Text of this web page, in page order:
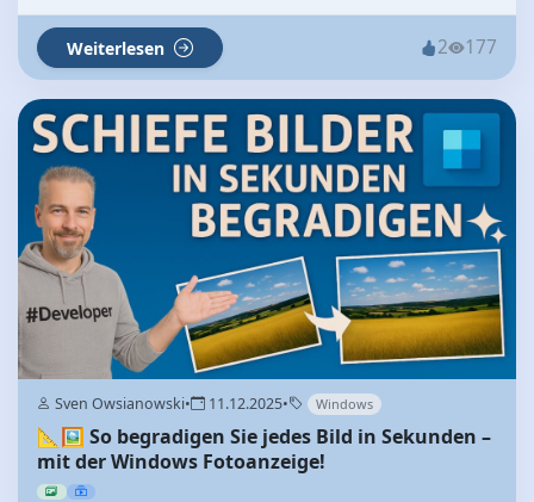
Weiterlesen 2 177
Sven Owsianowski• 11.12.2025• Windows
📐🖼️ So begradigen Sie jedes Bild in Sekunden –
mit der Windows Fotoanzeige!